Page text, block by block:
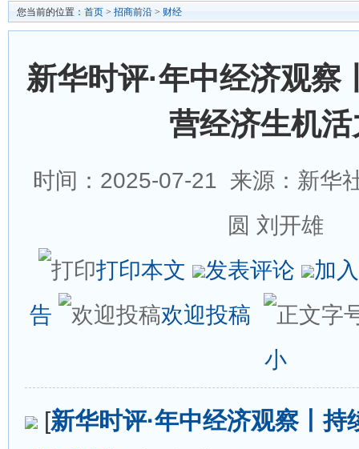
您当前的位置： 首页 > 招商前沿 > 财经
新华时评·年中经济观察
营经济生机活
时间：2025-07-21 来源：新华
圆 刘开雄
打印本文
发表评论
加
告
欢迎投稿
小
[新华时评·年中经济观察丨持